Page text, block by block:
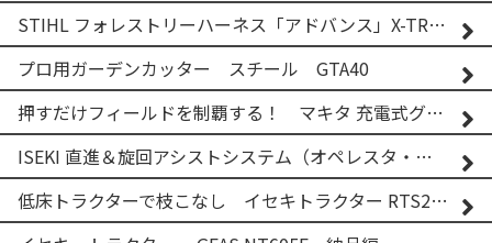
STIHL フォレストリーハーネス「アドバンス」X-TREEm
プロ用ガーデンカッター スチール GTA40
押すだけフィールドを制覇する！ マキタ 充電式グランドトリマー MUG001G
ISEKI 直進＆旋回アシストシステム（オペレスタ・ターン）搭載 イセキ 乗用田植機 PRJ8D-ZJL
低床トラクターで枝こなし イセキトラクター RTS205NS & フレールモア FNC1202F